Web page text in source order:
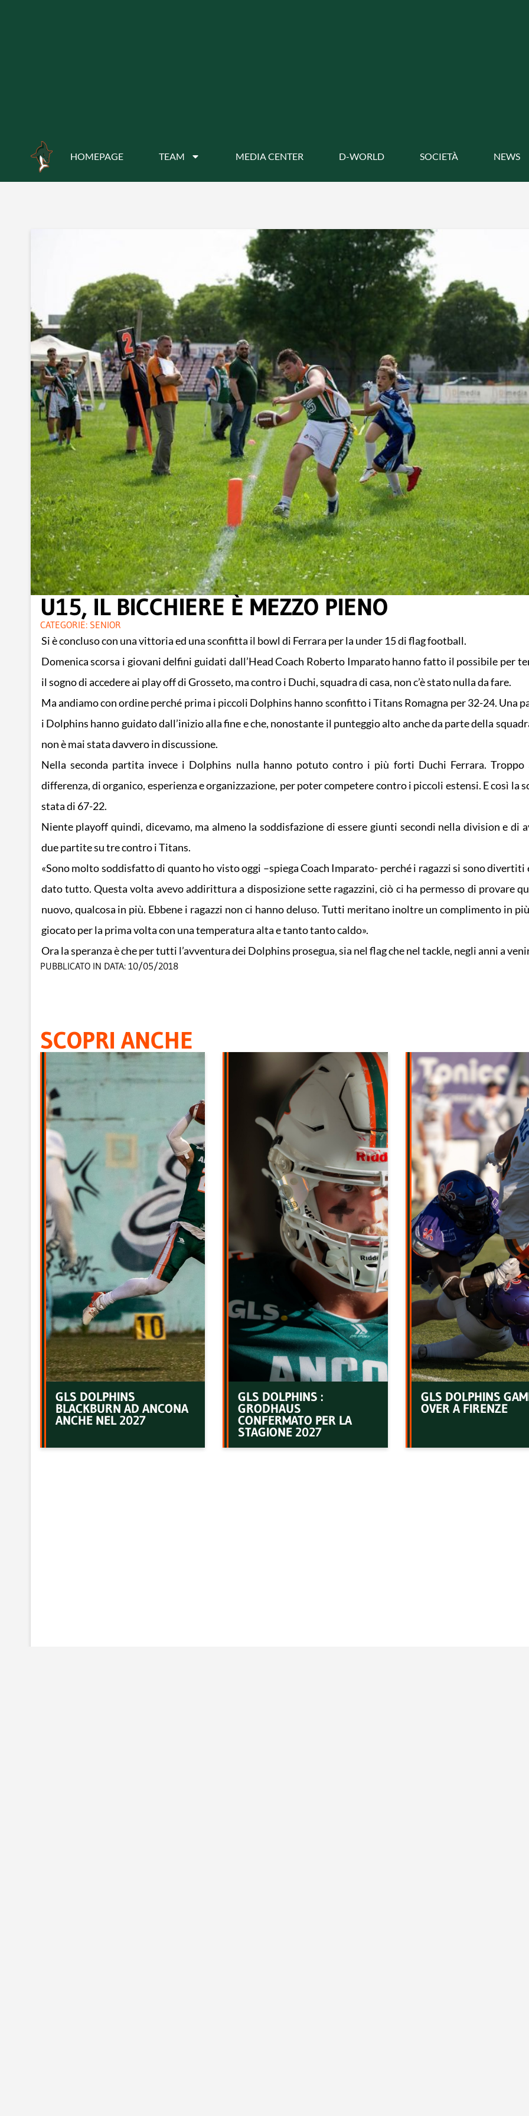
HOMEPAGE TEAM MEDIA CENTER D-WORLD SOCIETÀ NEWS
U15, IL BICCHIERE È MEZZO PIENO
CATEGORIE: SENIOR
Si è concluso con una vittoria ed una sconfitta il bowl di Ferrara per la under 15 di flag football.
Domenica scorsa i giovani delfini guidati dall’Head Coach Roberto Imparato hanno fatto il possibile per
il sogno di accedere ai play off di Grosseto, ma contro i Duchi, squadra di casa, non c’è stato nulla da fare.
Ma andiamo con ordine perché prima i piccoli Dolphins hanno sconfitto i Titans Romagna per 32-24. Una
i Dolphins hanno guidato dall’inizio alla fine e che, nonostante il punteggio alto anche da parte della
non è mai stata davvero in discussione.
Nella seconda partita invece i Dolphins nulla hanno potuto contro i più forti Duchi Ferrara. Troppo
differenza, di organico, esperienza e organizzazione, per poter competere contro i piccoli estensi. E così la
stata di 67-22.
Niente playoff quindi, dicevamo, ma almeno la soddisfazione di essere giunti secondi nella division e di
due partite su tre contro i Titans.
«Sono molto soddisfatto di quanto ho visto oggi –spiega Coach Imparato- perché i ragazzi si sono divertiti
dato tutto. Questa volta avevo addirittura a disposizione sette ragazzini, ciò ci ha permesso di provare
nuovo, qualcosa in più. Ebbene i ragazzi non ci hanno deluso. Tutti meritano inoltre un complimento in
giocato per la prima volta con una temperatura alta e tanto tanto caldo».
Ora la speranza è che per tutti l’avventura dei Dolphins prosegua, sia nel flag che nel tackle, negli anni a
PUBBLICATO IN DATA: 10/05/2018
SCOPRI ANCHE
GLS DOLPHINS
BLACKBURN AD ANCONA
ANCHE NEL 2027
GLS DOLPHINS :
GRODHAUS
CONFERMATO PER LA
STAGIONE 2027
GLS DOLPHINS
OVER A FIRENZE